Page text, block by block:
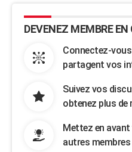
DEVENEZ MEMBRE EN
Connectez-
partagent vos
Suivez vos
obtenez plus de
Mettez en
autres membres